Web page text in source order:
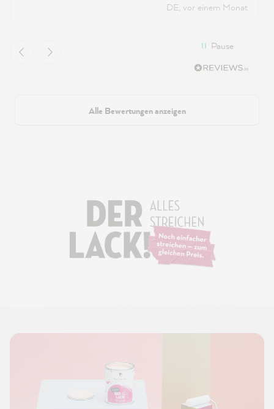
DE, vor einem Monat
Pause
Alle Bewertungen anzeigen